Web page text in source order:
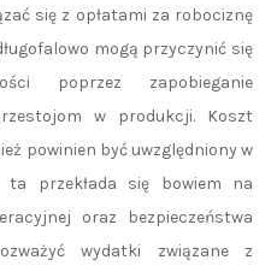
się z opłatami za robociznę
mogą przyczynić się
poprzez zapobieganie
w produkcji. Koszt
powinien być uwzględniony w
przekłada się bowiem na
oraz bezpieczeństwa
wydatki związane z